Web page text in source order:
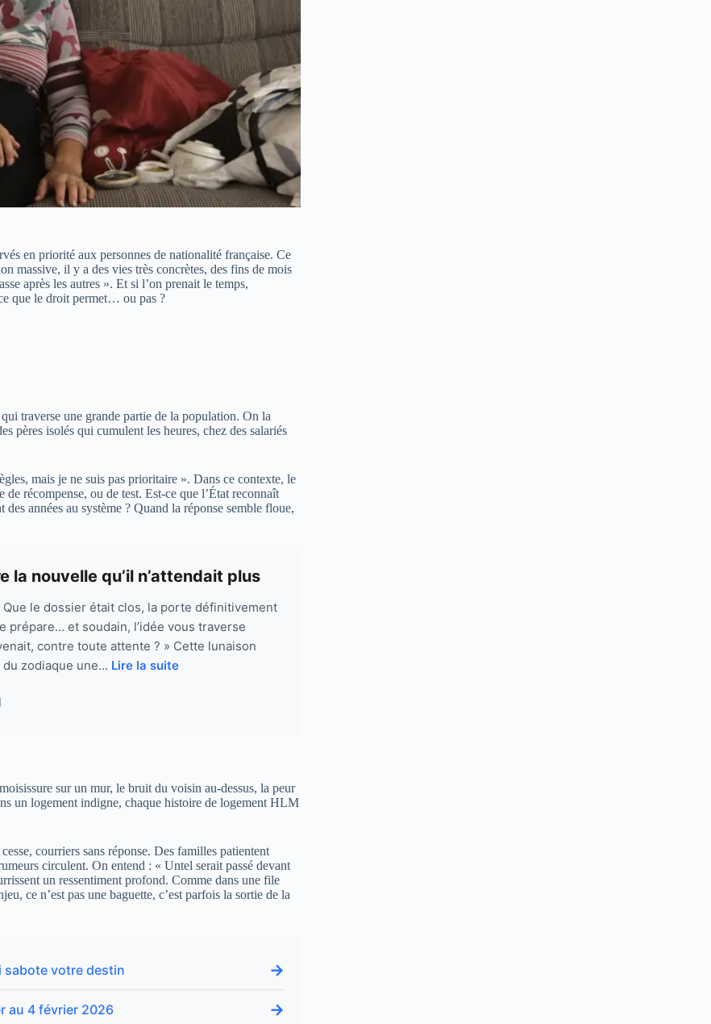
en priorité aux personnes de nationalité française. Ce
massive, il y a des vies très concrètes, des fins de mois
après les autres ». Et si l’on prenait le temps,
que le droit permet… ou pas ?
traverse une grande partie de la population. On la
pères isolés qui cumulent les heures, chez des salariés
mais je ne suis pas prioritaire ». Dans ce contexte, le
récompense, ou de test. Est-ce que l’État reconnaît
années au système ? Quand la réponse semble floue,
la nouvelle qu’il n’attendait plus
Que le dossier était clos, la porte définitivement
prépare… et soudain, l’idée vous traverse
contre toute attente ? » Cette lunaison
zodiaque une... Lire la suite
sur un mur, le bruit du voisin au-dessus, la peur
un logement indigne, chaque histoire de logement HLM
courriers sans réponse. Des familles patientent
circulent. On entend : « Untel serait passé devant
un ressentiment profond. Comme dans une file
ce n’est pas une baguette, c’est parfois la sortie de la
sabote votre destin →
au 4 février 2026 →